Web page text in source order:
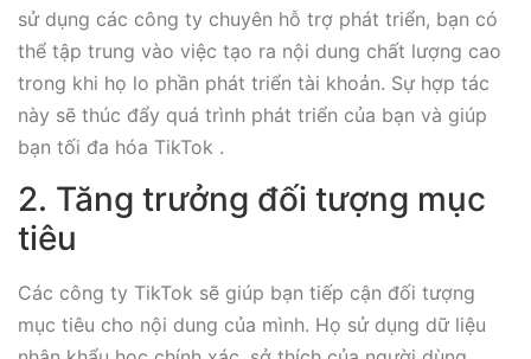
sử dụng các công ty chuyên hỗ trợ phát triển, bạn có
thể tập trung vào việc tạo ra nội dung chất lượng cao
trong khi họ lo phần phát triển tài khoản. Sự hợp tác
này sẽ thúc đẩy quá trình phát triển của bạn và giúp
bạn tối đa hóa TikTok .
2. Tăng trưởng đối tượng mục
tiêu
Các công ty TikTok sẽ giúp bạn tiếp cận đối tượng
mục tiêu cho nội dung của mình. Họ sử dụng dữ liệu